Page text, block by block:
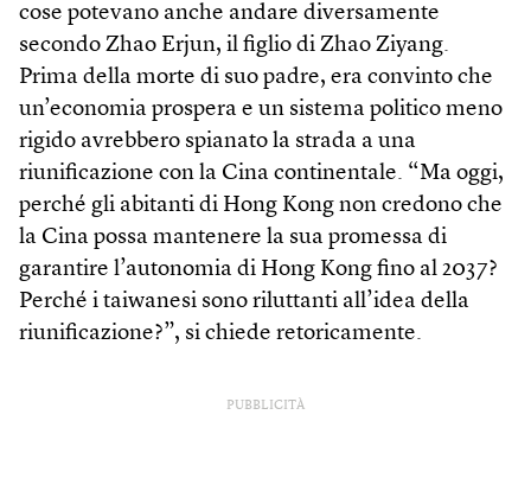
cose potevano anche andare diversamente
secondo Zhao Erjun, il figlio di Zhao Ziyang.
Prima della morte di suo padre, era convinto che
un’economia prospera e un sistema politico meno
rigido avrebbero spianato la strada a una
riunificazione con la Cina continentale. “Ma oggi,
perché gli abitanti di Hong Kong non credono che
la Cina possa mantenere la sua promessa di
garantire l’autonomia di Hong Kong fino al 2037?
Perché i taiwanesi sono riluttanti all’idea della
riunificazione?”, si chiede retoricamente.
PUBBLICITÀ